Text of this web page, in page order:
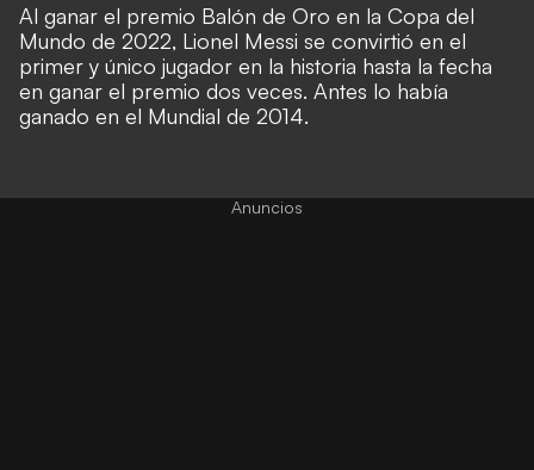
Al ganar el premio Balón de Oro en la Copa del
Mundo de 2022, Lionel Messi se convirtió en el
primer y único jugador en la historia hasta la fecha
en ganar el premio dos veces. Antes lo había
ganado en el Mundial de 2014.